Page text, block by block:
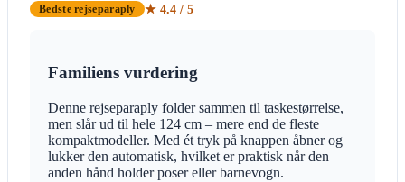
Bedste rejseparaply ★ 4.4 / 5
Familiens vurdering
Denne rejseparaply folder sammen til taskestørrelse,
men slår ud til hele 124 cm – mere end de fleste
kompaktmodeller. Med ét tryk på knappen åbner og
lukker den automatisk, hvilket er praktisk når den
anden hånd holder poser eller barnevogn.